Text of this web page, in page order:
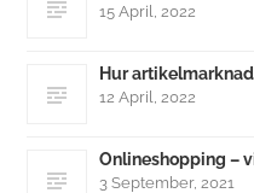
15 April, 2022
Hur
12 April, 2022
Onlineshopping –
3 September, 2021